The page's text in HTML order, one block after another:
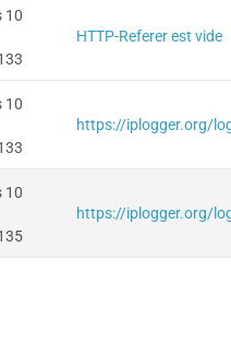
10
HTTP-Referer est vide
10
https://iplogger.org/
10
https://iplogger.org/